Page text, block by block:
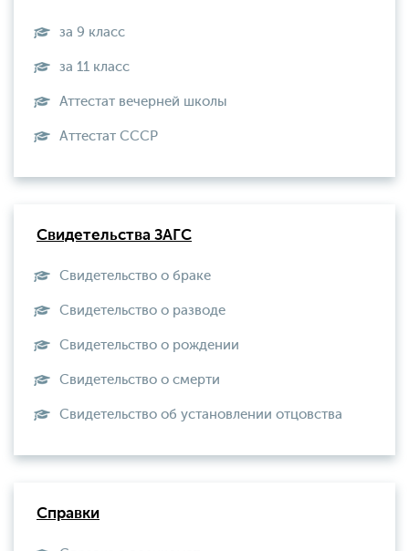
за 9 класс
за 11 класс
Аттестат вечерней школы
Aттестат СССР
Свидетельства ЗАГС
Свидетельство о браке
Свидетельство о разводе
Свидетельство о рождении
Свидетельство о смерти
Свидетельство об установлении отцовства
Справки